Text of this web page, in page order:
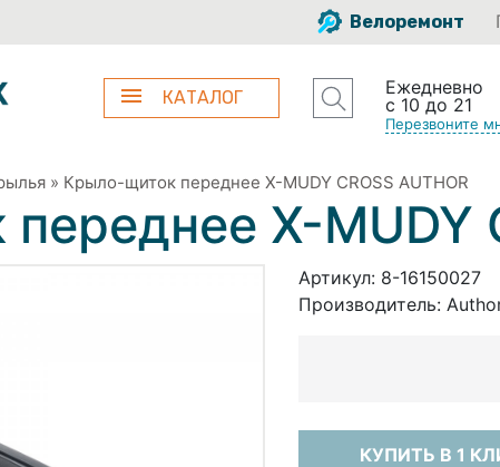
Велоремонт
КАТАЛОГ
Ежедневно
с 10 до 21
Перезвоните
» Крыло-щиток переднее X-MUDY CROSS AUTHOR
X-MUDY
Артикул: 8-16150027
Производитель:
КУПИТЬ В 1